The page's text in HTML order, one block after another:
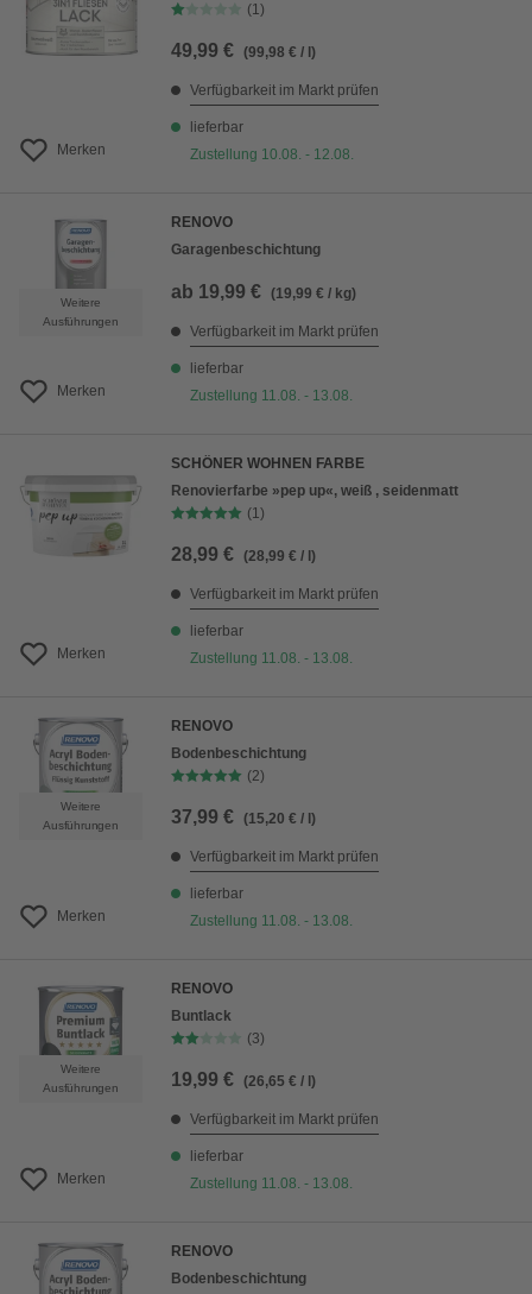
Merken
(1)
49,99 € (99,98 € / l)
Verfügbarkeit im Markt prüfen
lieferbar
Zustellung 10.08. - 12.08.
Weitere
Ausführungen
Merken
RENOVO
Garagenbeschichtung
ab 19,99 € (19,99 € / kg)
Verfügbarkeit im Markt prüfen
lieferbar
Zustellung 11.08. - 13.08.
Merken
SCHÖNER WOHNEN FARBE
Renovierfarbe »pep up«, weiß , seidenmatt
(1)
28,99 € (28,99 € / l)
Verfügbarkeit im Markt prüfen
lieferbar
Zustellung 11.08. - 13.08.
Weitere
Ausführungen
Merken
RENOVO
Bodenbeschichtung
(2)
37,99 € (15,20 € / l)
Verfügbarkeit im Markt prüfen
lieferbar
Zustellung 11.08. - 13.08.
Weitere
Ausführungen
Merken
RENOVO
Buntlack
(3)
19,99 € (26,65 € / l)
Verfügbarkeit im Markt prüfen
lieferbar
Zustellung 11.08. - 13.08.
RENOVO
Bodenbeschichtung